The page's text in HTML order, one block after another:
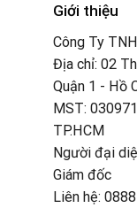
Giới thiệu
Công Ty
Địa chỉ: 02
Quận 1 - Hồ
MST:
TP.HCM
Người đại
Giám đốc
Liên hệ: